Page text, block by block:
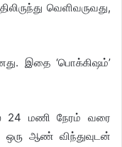
வெளிவருவது,
இதை ‘பொக்கிஷம்’
24 மணி நேரம் வரை
ஒரு ஆண் விந்துவுடன்